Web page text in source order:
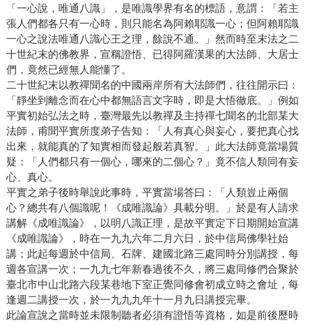
「一心說，唯通八識」，是唯識學界有名的標語，意謂：「若主
張人們都各只有一心時，則只能名為阿賴耶識一心；但阿賴耶識
一心之說法唯通八識心王之理，餘說不通。」然而時至末法之二
十世紀末的佛教界，宣稱證悟、已得阿羅漢果的大法師、大居士
們，竟然已經無人能懂了。
二十世紀末以教禪聞名的中國兩岸所有大法師們，往往開示曰：
「靜坐到離念而在心中都無語言文字時，即是大悟徹底。」例如
平實初始弘法之時，臺灣最先以教禪及主持禪七聞名的北部某大
法師，甫聞平實所度弟子告知：「人有真心與妄心，要把真心找
出來，就能真的了知實相而發起般若真智。」此大法師竟當場質
疑：「人們都只有一個心，哪來的二個心？」竟不信人類同有妄
心、真心。
平實之弟子後時舉說此事時，平實當場答曰：「人類豈止兩個
心？總共有八個識呢！《成唯識論》具載分明。」於是有人請求
講解《成唯識論》，以明八識正理，是故平實定下日期開始宣講
《成唯識論》，時在一九九六年二月六日，於中信局佛學社始
講；此起每週於中信局、石牌、建國北路三處同時分別講授，每
週各宣講一次；一九九七年新春過後不久，將三處同修們合聚於
臺北市中山北路六段某巷地下室正覺同修會初成立時之會址，每
逢週二講授一次，於一九九九年十一月九日講授完畢。
此論宣說之當時並未限制聽者必須有證悟等資格，如是前後歷時